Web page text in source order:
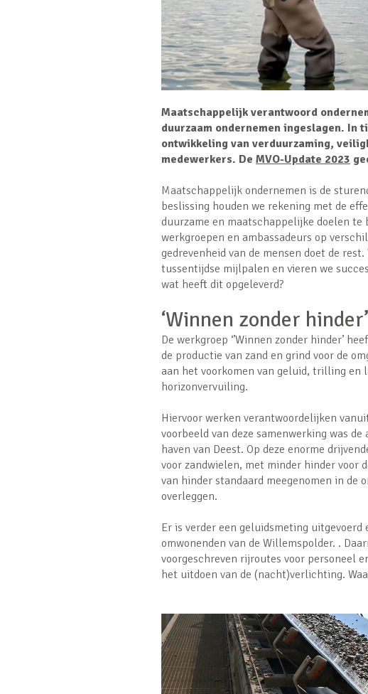
Maatschappelijk verantwoord
duurzaam ondernemen ingeslagen.
ontwikkeling van verduurzaming,
medewerkers. De MVO-Update 2023
Maatschappelijk ondernemen is de
beslissing houden we rekening met de
duurzame en maatschappelijke doelen
werkgroepen en ambassadeurs op
gedrevenheid van de mensen doet de
tussentijdse mijlpalen en vieren we
wat heeft dit opgeleverd?
‘Winnen zonder hinder’
De werkgroep ‘’Winnen zonder hinder’
de productie van zand en grind voor de
aan het voorkomen van geluid, trilling en
horizonvervuiling.
Hiervoor werken verantwoordelijken
voorbeeld van deze samenwerking was
haven van Deest. Op deze enorme
voor zandwielen, met minder hinder voor
van hinder standaard meegenomen in de
overleggen.
Er is verder een geluidsmeting uitgevoerd
omwonenden van de Willemspolder. .
voorgeschreven rijroutes voor personeel
het uitdoen van de (nacht)verlichting.